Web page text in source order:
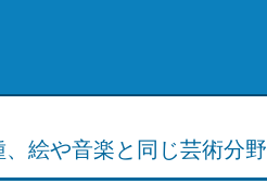
絵や音楽と同じ芸術分野